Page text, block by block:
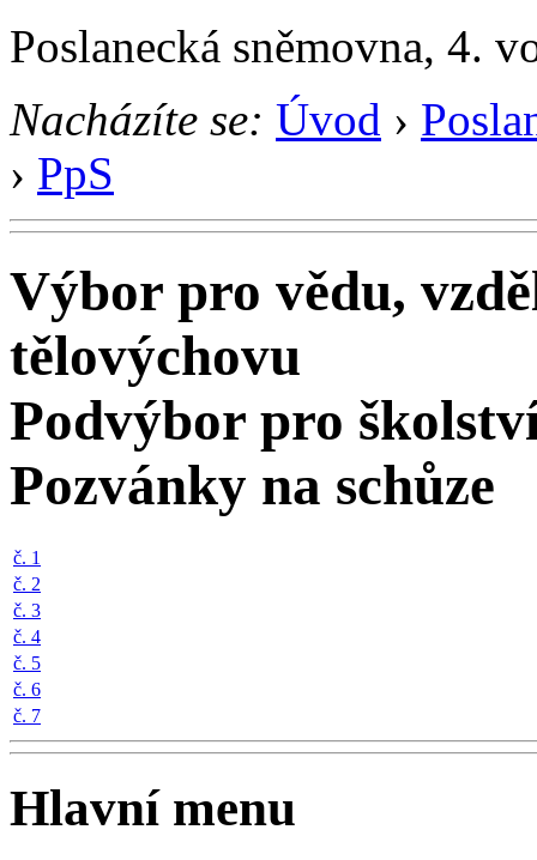
Poslanecká sněmovna, 4.
Nacházíte se: Úvod ›
› PpS
Výbor pro vědu,
tělovýchovu
Podvýbor pro
Pozvánky na schůze
č. 1
č. 2
č. 3
č. 4
č. 5
č. 6
č. 7
Hlavní menu